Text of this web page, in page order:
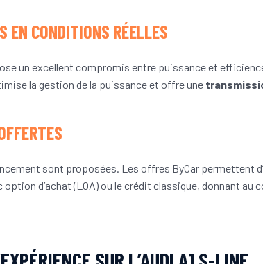
EN CONDITIONS RÉELLES
un excellent compromis entre puissance et
la gestion de la puissance et offre une
sont proposées. Les offres ByCar permettent
d’achat (LOA) ou le crédit classique, donnant